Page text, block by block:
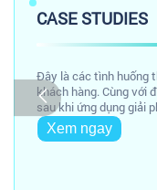
CASE STUDIES
Đây là các tình huống
khách hàng. Cùng với
sau khi ứng dụng giải
Xem ngay